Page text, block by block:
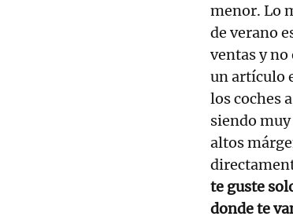
menor. Lo
de verano
ventas y no
un artículo
los coches
siendo
altos
te guste
donde te